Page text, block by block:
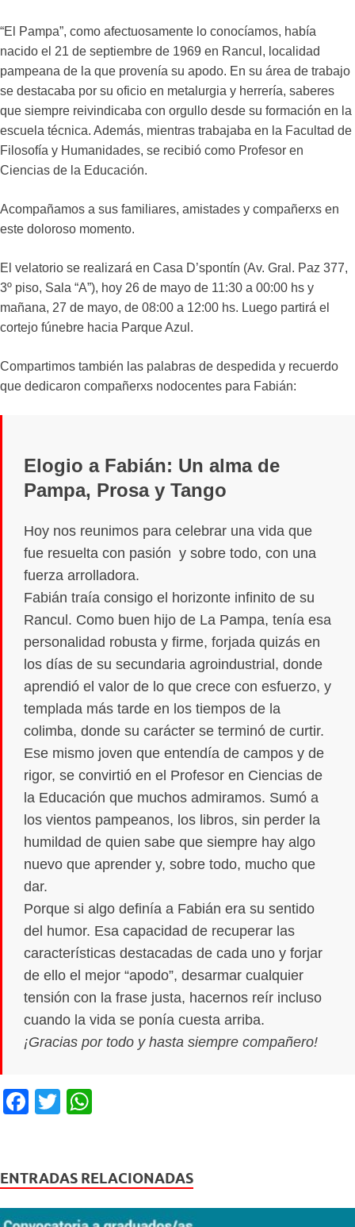
“El Pampa”, como afectuosamente lo conocíamos, había
nacido el 21 de septiembre de 1969 en Rancul, localidad
pampeana de la que provenía su apodo. En su área de trabajo
se destacaba por su oficio en metalurgia y herrería, saberes
que siempre reivindicaba con orgullo desde su formación en la
escuela técnica. Además, mientras trabajaba en la Facultad de
Filosofía y Humanidades, se recibió como Profesor en
Ciencias de la Educación.
Acompañamos a sus familiares, amistades y compañerxs en
este doloroso momento.
El velatorio se realizará en Casa D’spontín (Av. Gral. Paz 377,
3º piso, Sala “A”), hoy 26 de mayo de 11:30 a 00:00 hs y
mañana, 27 de mayo, de 08:00 a 12:00 hs. Luego partirá el
cortejo fúnebre hacia Parque Azul.
Compartimos también las palabras de despedida y recuerdo
que dedicaron compañerxs nodocentes para Fabián:
Elogio a Fabián: Un alma de
Pampa, Prosa y Tango
Hoy nos reunimos para celebrar una vida que
fue resuelta con pasión y sobre todo, con una
fuerza arrolladora.
Fabián traía consigo el horizonte infinito de su
Rancul. Como buen hijo de La Pampa, tenía esa
personalidad robusta y firme, forjada quizás en
los días de su secundaria agroindustrial, donde
aprendió el valor de lo que crece con esfuerzo, y
templada más tarde en los tiempos de la
colimba, donde su carácter se terminó de curtir.
Ese mismo joven que entendía de campos y de
rigor, se convirtió en el Profesor en Ciencias de
la Educación que muchos admiramos. Sumó a
los vientos pampeanos, los libros, sin perder la
humildad de quien sabe que siempre hay algo
nuevo que aprender y, sobre todo, mucho que
dar.
Porque si algo definía a Fabián era su sentido
del humor. Esa capacidad de recuperar las
características destacadas de cada uno y forjar
de ello el mejor “apodo”, desarmar cualquier
tensión con la frase justa, hacernos reír incluso
cuando la vida se ponía cuesta arriba.
¡Gracias por todo y hasta siempre compañero!
F
e
b
T
er s
A
ENTRADAS RELACIONADAS